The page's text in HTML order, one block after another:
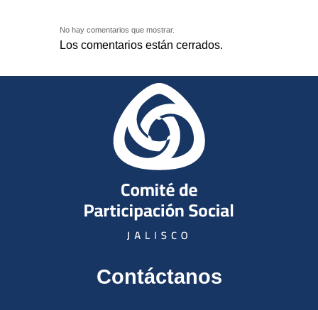
No hay comentarios que mostrar.
Los comentarios están cerrados.
Contáctanos